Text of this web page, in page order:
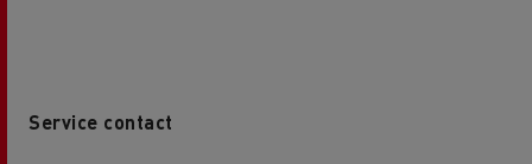
Service contact